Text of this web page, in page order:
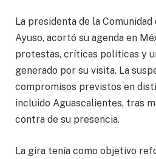
La presidenta de la
Ayuso, acortó su agenda en
protestas, críticas políticas y
generado por su visita. La
compromisos previstos en
incluido Aguascalientes, tras
contra de su presencia.
La gira tenía como objetivo